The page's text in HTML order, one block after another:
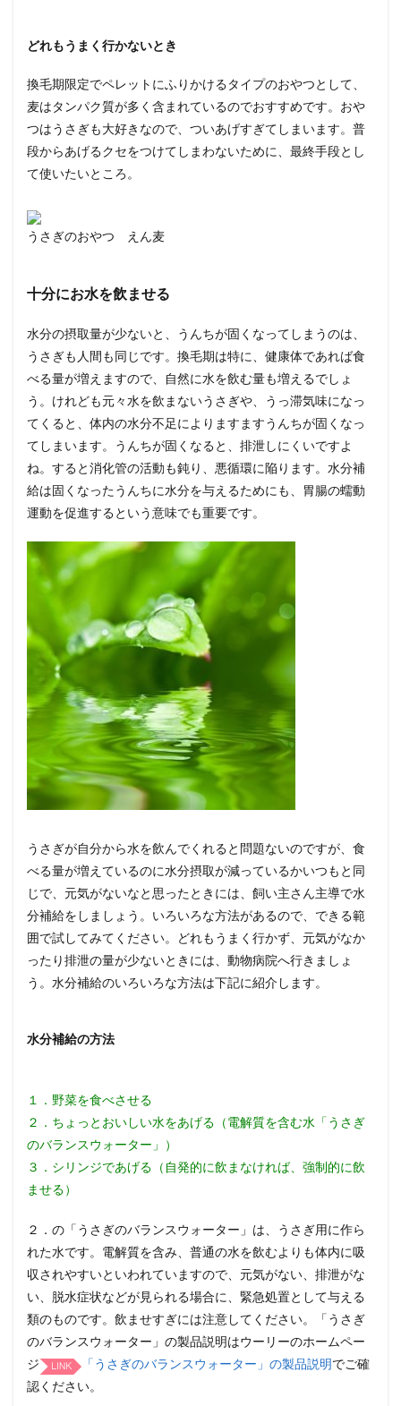
どれもうまく行かないとき
換毛期限定でペレットにふりかけるタイプのおやつとして、
麦はタンパク質が多く含まれているのでおすすめです。おや
つはうさぎも大好きなので、ついあげすぎてしまいます。普
段からあげるクセをつけてしまわないために、最終手段とし
て使いたいところ。
うさぎのおやつ えん麦
十分にお水を飲ませる
水分の摂取量が少ないと、うんちが固くなってしまうのは、
うさぎも人間も同じです。換毛期は特に、健康体であれば食
べる量が増えますので、自然に水を飲む量も増えるでしょ
う。けれども元々水を飲まないうさぎや、うっ滞気味になっ
てくると、体内の水分不足によりますますうんちが固くなっ
てしまいます。うんちが固くなると、排泄しにくいですよ
ね。すると消化管の活動も鈍り、悪循環に陥ります。水分補
給は固くなったうんちに水分を与えるためにも、胃腸の蠕動
運動を促進するという意味でも重要です。
うさぎが自分から水を飲んでくれると問題ないのですが、食
べる量が増えているのに水分摂取が減っているかいつもと同
じで、元気がないなと思ったときには、飼い主さん主導で水
分補給をしましょう。いろいろな方法があるので、できる範
囲で試してみてください。どれもうまく行かず、元気がなか
ったり排泄の量が少ないときには、動物病院へ行きましょ
う。水分補給のいろいろな方法は下記に紹介します。
水分補給の方法
１．野菜を食べさせる
２．ちょっとおいしい水をあげる（電解質を含む水「うさぎ
のバランスウォーター」）
３．シリンジであげる（自発的に飲まなければ、強制的に飲
ませる）
２．の「うさぎのバランスウォーター」は、うさぎ用に作ら
れた水です。電解質を含み、普通の水を飲むよりも体内に吸
収されやすいといわれていますので、元気がない、排泄がな
い、脱水症状などが見られる場合に、緊急処置として与える
類のものです。飲ませすぎには注意してください。「うさぎ
のバランスウォーター」の製品説明はウーリーのホームペー
ジ
「うさぎのバランスウォーター」の製品説明でご確
認ください。